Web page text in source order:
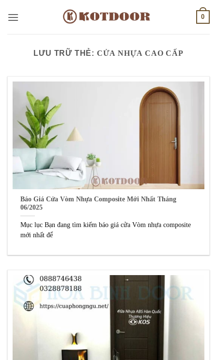
qua
0
LƯU TRỮ THẺ: CỬA NHỰA CAO CẤP
Báo Giá Cửa Vòm Nhựa Composite Mới Nhất Tháng
06/2025
Mục lục Bạn đang tìm kiếm báo giá cửa Vòm nhựa composite
mới nhất để